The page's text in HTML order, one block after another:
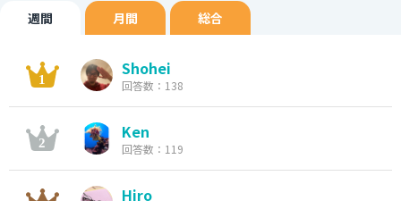
週間 月間 総合
Shohei
回答数：138
Ken
回答数：119
Hiro